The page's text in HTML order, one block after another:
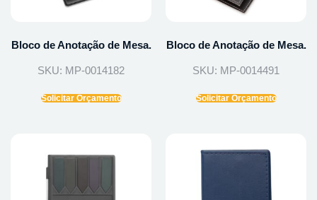
Bloco de Anotação de Mesa.
SKU: MP-0014182
Solicitar Orçamento
Bloco de Anotação de Mesa.
SKU: MP-0014491
Solicitar Orçamento